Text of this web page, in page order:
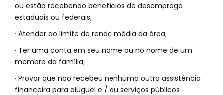
ou estão recebendo benefícios de desemprego
estaduais ou federais;
· Atender ao limite de renda média da área;
· Ter uma conta em seu nome ou no nome de um
membro da família;
· Provar que não recebeu nenhuma outra assistência
financeira para aluguel e / ou serviços públicos